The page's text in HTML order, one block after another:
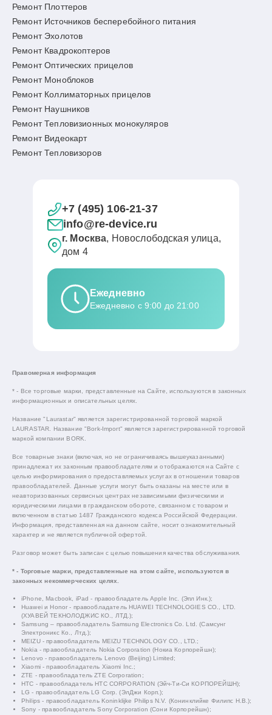
Ремонт Плоттеров
Ремонт Источников бесперебойного питания
Ремонт Эхолотов
Ремонт Квадрокоптеров
Ремонт Оптических прицелов
Ремонт Моноблоков
Ремонт Коллиматорных прицелов
Ремонт Наушников
Ремонт Тепловизионных монокуляров
Ремонт Видеокарт
Ремонт Тепловизоров
+7 (495) 106-21-37
info@re-device.ru
г. Москва, Новослободская улица,
дом 4
Ежедневно
Ежедневно с 9:00 до 21:00
Правомерная информация
* - Все торговые марки, представленные на Сайте, используются в законных
информационных и описательных целях.
Название "Laurastar" является зарегистрированной торговой маркой
LAURASTAR. Название "Bork-Import" является зарегистрированной торговой
маркой компании BORK.
Все товарные знаки (включая, но не ограничиваясь вышеуказанными)
принадлежат их законным правообладателям и отображаются на Сайте с
целью информирования о предоставляемых услугах в отношении товаров
правообладателей. Данные услуги могут быть оказаны на месте или в
неавторизованных сервисных центрах независимыми физическими и
юридическими лицами в гражданском обороте, связанном с товаром и
включенном в статью 1487 Гражданского кодекса Российской Федерации.
Информация, представленная на данном сайте, носит ознакомительный
характер и не является публичной офертой.
Разговор может быть записан с целью повышения качества обслуживания.
* - Торговые марки, представленные на этом сайте, используются в
законных некоммерческих целях.
iPhone, Macbook, iPad - правообладатель Apple Inc. (Эпл Инк.);
Huawei и Honor - правообладатель HUAWEI TECHNOLOGIES CO., LTD.
(ХУАВЕЙ ТЕКНОЛОДЖИС КО., ЛТД.);
Samsung – правообладатель Samsung Electronics Co. Ltd. (Самсунг
Электроникс Ко., Лтд.);
MEIZU - правообладатель MEIZU TECHNOLOGY CO., LTD.;
Nokia - правообладатель Nokia Corporation (Нокиа Корпорейшн);
Lenovo - правообладатель Lenovo (Beijing) Limited;
Xiaomi - правообладатель Xiaomi Inc.;
ZTE - правообладатель ZTE Corporation;
HTC - правообладатель HTC CORPORATION (Эйч-Ти-Си КОРПОРЕЙШН);
LG - правообладатель LG Corp. (ЭлДжи Корп.);
Philips - правообладатель Koninklijke Philips N.V. (Конинклийке Филипс Н.В.);
Sony - правообладатель Sony Corporation (Сони Корпорейшн);